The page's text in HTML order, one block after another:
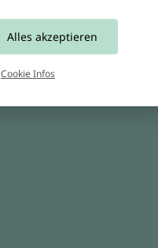
Alles akzeptieren
Cookie Infos